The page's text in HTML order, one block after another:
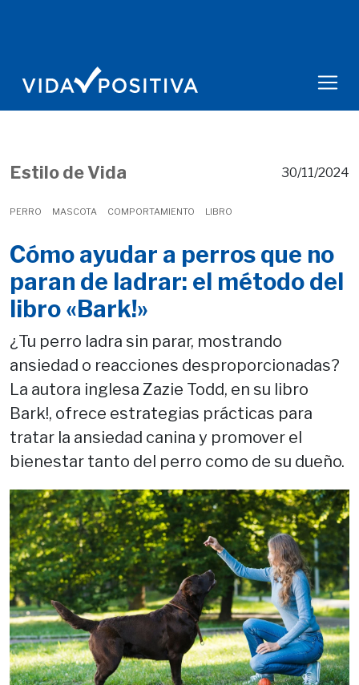
Estilo de Vida
PERRO MASCOTA COMPORTAMIENTO LIBRO
30/11/2024
Cómo ayudar a perros que no
paran de ladrar: el método del
libro «Bark!»
¿Tu perro ladra sin parar, mostrando
ansiedad o reacciones desproporcionadas?
La autora inglesa Zazie Todd, en su libro
Bark!, ofrece estrategias prácticas para
tratar la ansiedad canina y promover el
bienestar tanto del perro como de su dueño.